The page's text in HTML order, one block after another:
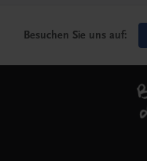
Besuchen Sie uns auf: